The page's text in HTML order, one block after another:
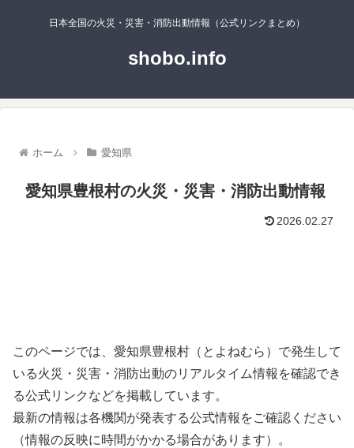
日本全国の火災・災害・消防出動情報（公式リンクまとめ）
shobo.info
ホーム 愛知県
愛知県豊根村の火災・災害・消防出動情報
2026.02.27
このページでは、愛知県豊根村（とよねむら）で発生して
いる火災・災害・消防出動のリアルタイム情報を確認でき
る公式リンクなどを掲載しています。
最新の情報は各機関が発表する公式情報をご確認ください
（情報の反映に時間がかかる場合があります）。